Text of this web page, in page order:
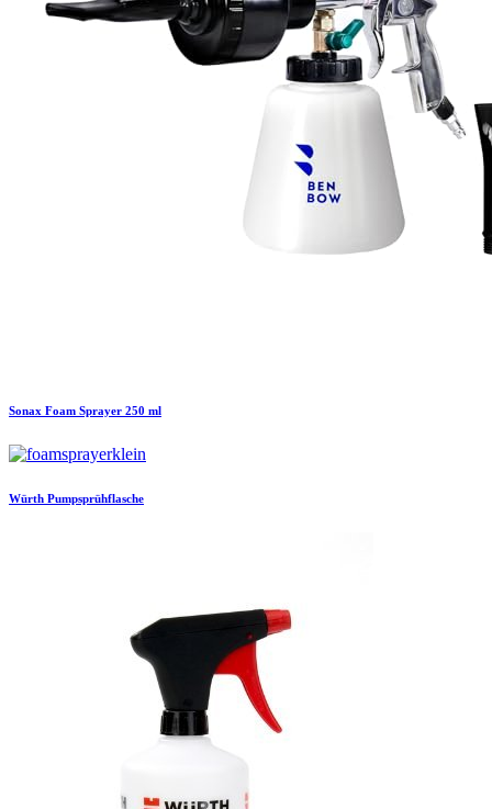
Sonax Foam Sprayer 250 ml
Würth Pumpsprühflasche